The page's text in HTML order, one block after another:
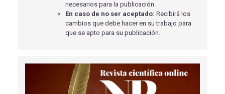
ABORDAJE DEL DOLOR CERVICAL CRÓNICO Y LA
POSTURA DE CABEZA ADELANTADA
Laruelo Teresa, C- 12/08/2021
necesarios para la publicación.
En caso de no ser aceptado: Recibirá los
cambios que debe hacer en su trabajo para
que se apto para su publicación.